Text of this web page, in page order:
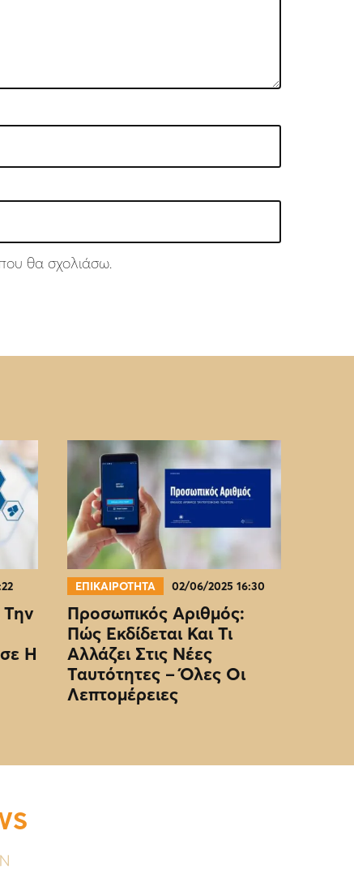
θα σχολιάσω.
Η
ΕΠΙΚΑΙΡΟΤΗΤΑ 02/06/2025 16:30
Προσωπικός Αριθμός:
Πώς Εκδίδεται Και Τι
Αλλάζει Στις Νέες
Ταυτότητες – Όλες Οι
Λεπτομέρειες